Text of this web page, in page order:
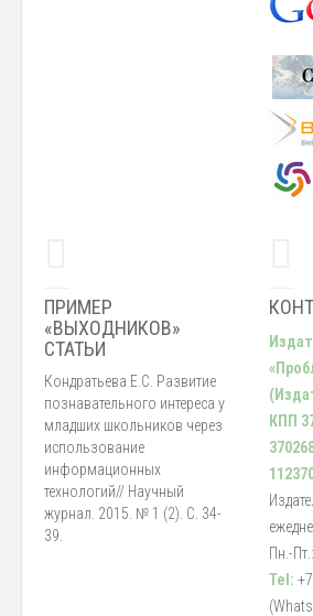
ПРИМЕР
«ВЫХОДНИКОВ»
СТАТЬИ
Кондратьева Е.С. Развитие
познавательного интереса у
младших школьников через
использование
информационных
технологий// Научный
журнал. 2015. № 1 (2). С. 34-
39.
КПП
Пн.-
Tel: